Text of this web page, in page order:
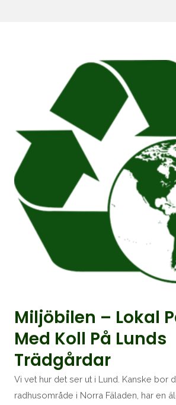
Miljöbilen – Lokal
Med Koll På Lunds
Trädgårdar
Vi vet hur det ser ut i Lund. Kanske bor
radhusområde i Norra Fäladen, har en